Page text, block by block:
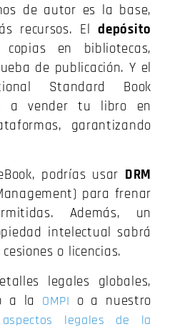
de autor es la base,
recursos. Eldepósito
copias en bibliotecas,
de publicación. Y el
Standard Book
a vender tu libro en
garantizando
podrías usar DRM
para frenar
Además, un
intelectual sabrá
o licencias.
legales globales,
a la OMPI o a nuestro
aspectos legales de la